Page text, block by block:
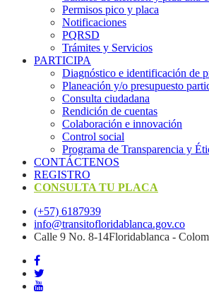
Permisos pico y placa
Notificaciones
PQRSD
Trámites y Servicios
PARTICIPA
Diagnóstico e identificación de
Planeación y/o presupuesto
Consulta ciudadana
Rendición de cuentas
Colaboración e innovación
Control social
Programa de Transparencia y
CONTÁCTENOS
REGISTRO
CONSULTA TU PLACA
(+57) 6187939
info@transitofloridablanca.gov.co
Calle 9 No. 8-14Floridablanca -